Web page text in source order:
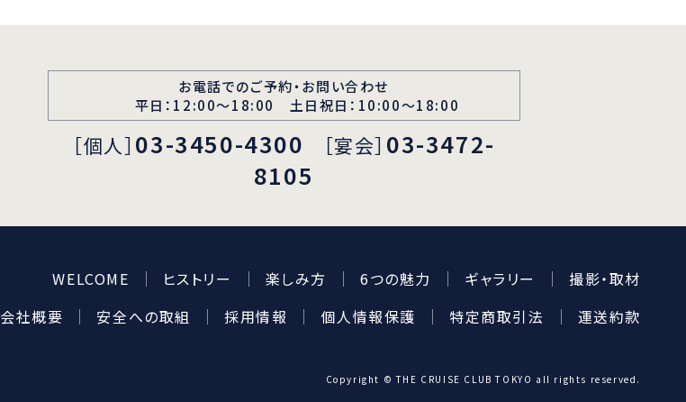
お電話でのご予約・お問い合わせ
平日：12:00〜18:00 土日祝日：10:00～18:00
［個人］ 03-3450-4300 ［宴会］ 03-3472-
8105
WELCOME ヒストリー 楽しみ方 6つの魅力 ギャラリー
撮影・取材
会社概要
安全への取組 採用情報 個人情報保護 特定商取引法 運送約款
Copyright © THE CRUISE CLUB TOKYO all rights reserved.